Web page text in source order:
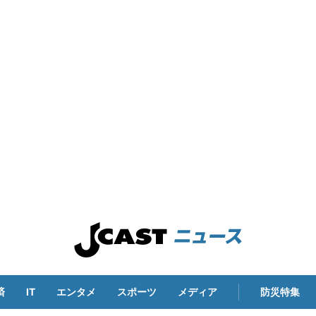
IT エンタメ スポーツ メディア 防災特集